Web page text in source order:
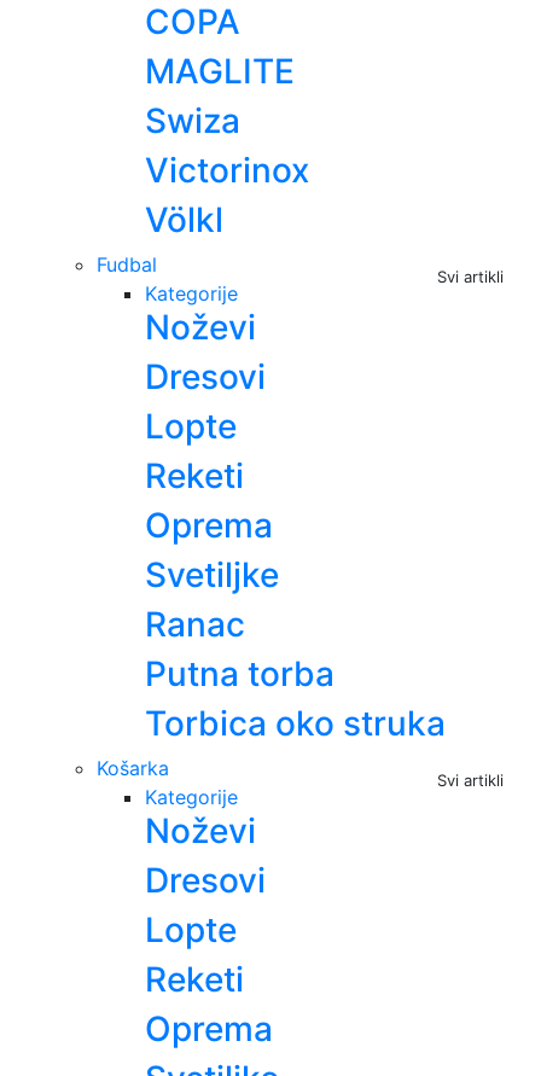
COPA
MAGLITE
Swiza
Victorinox
Völkl
Svi artikli
Fudbal
Kategorije
Noževi
Dresovi
Lopte
Reketi
Oprema
Svetiljke
Ranac
Putna torba
Torbica oko struka
Svi artikli
Košarka
Kategorije
Noževi
Dresovi
Lopte
Reketi
Oprema